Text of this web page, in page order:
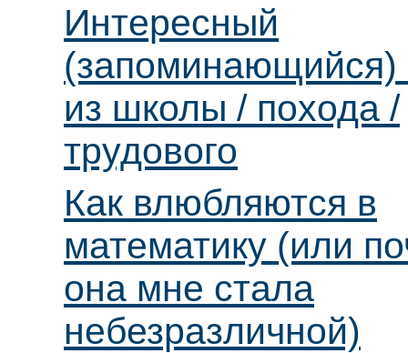
Интересный
(запоминающийся)
из школы / похода /
трудового
Как влюбляются в
математику (или
она мне стала
небезразличной)